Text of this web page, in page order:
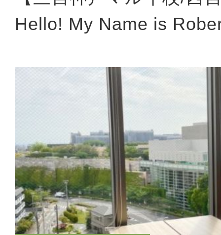
Hello! My Name is